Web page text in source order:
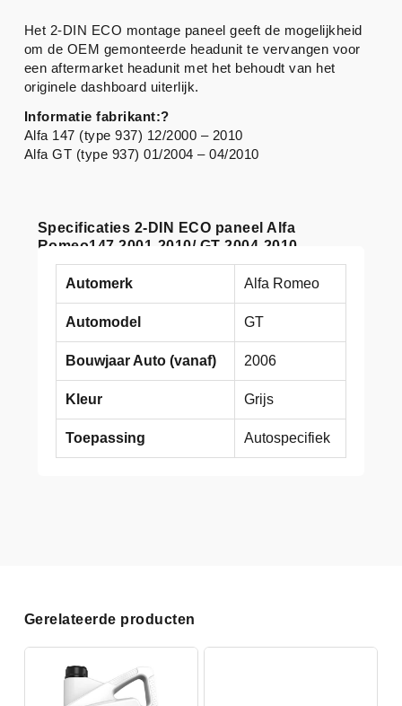
Specificaties 2-DIN ECO paneel Alfa
Romeo147 2001-2010/ GT 2004-2010
Automerk Alfa Romeo
Automodel GT
Bouwjaar Auto (vanaf) 2006
Kleur Grijs
Toepassing Autospecifiek
Het 2-DIN ECO montage paneel geeft de mogelijkheid
om de OEM gemonteerde headunit te vervangen voor
een aftermarket headunit met het behoudt van het
originele dashboard uiterlijk.
Informatie fabrikant:?
Alfa 147 (type 937) 12/2000 – 2010
Alfa GT (type 937) 01/2004 – 04/2010
Gerelateerde producten